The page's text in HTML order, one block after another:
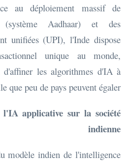
au déploiement massif de
(système Aadhaar) et des
unifiées (UPI), l'Inde dispose
unique au monde,
d'affiner les algorithmes d'IA à
que peu de pays peuvent égaler.
applicative sur la société
indienne
modèle indien de l'intelligence